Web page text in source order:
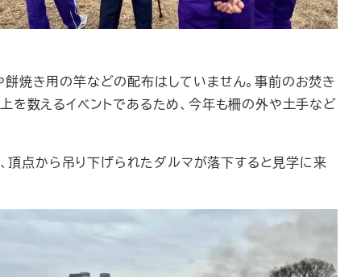
焼き用の竿などの配布はしていません。事前のお焚き
数えるイベントであるため、今年も柵の外や土手など
頂点から吊り下げられたダルマが落下すると見学に来